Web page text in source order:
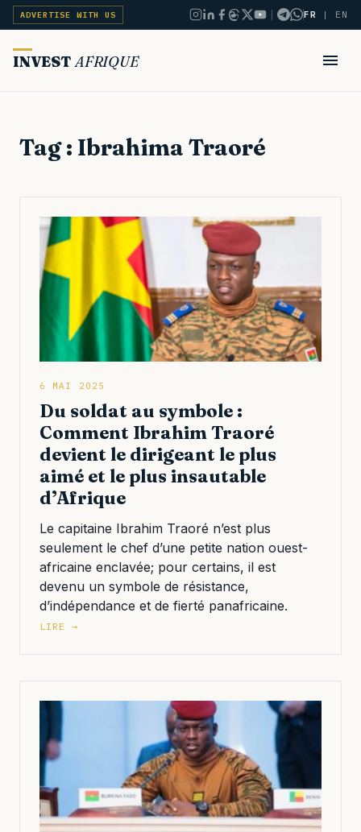
ADVERTISE WITH US | FR | EN
INVEST AFRIQUE
Tag : Ibrahima Traoré
6 MAI 2025
Du soldat au symbole :
Comment Ibrahim Traoré
devient le dirigeant le plus
aimé et le plus insautable
d’Afrique
Le capitaine Ibrahim Traoré n’est plus
seulement le chef d’une petite nation ouest-
africaine enclavée; pour certains, il est
devenu un symbole de résistance,
d’indépendance et de fierté panafricaine.
LIRE →